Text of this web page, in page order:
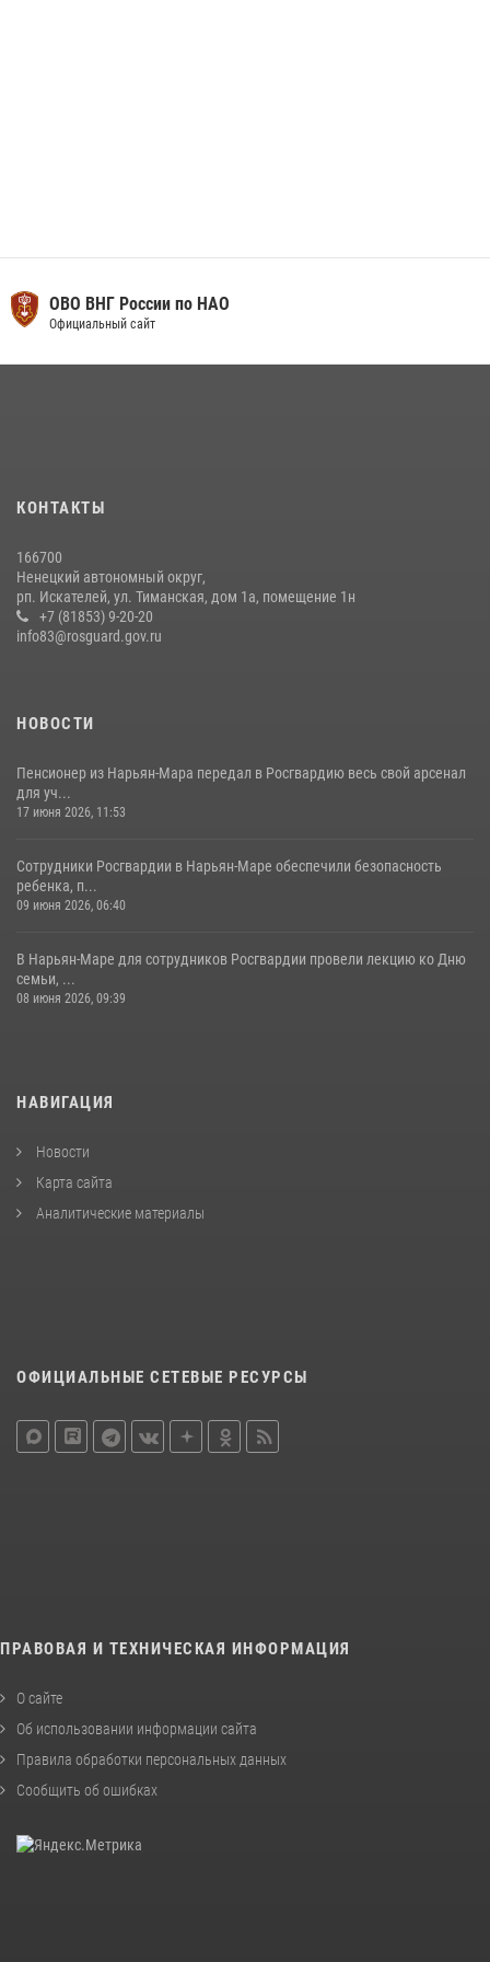
ОВО ВНГ России по НАО
Официальный сайт
КОНТАКТЫ
166700
Ненецкий автономный округ,
рп. Искателей, ул. Тиманская, дом 1а, помещение 1н
+7 (81853) 9-20-20
info83@rosguard.gov.ru
НОВОСТИ
Пенсионер из Нарьян-Мара передал в Росгвардию весь свой арсенал
для уч...
17 июня 2026, 11:53
Сотрудники Росгвардии в Нарьян-Маре обеспечили безопасность
ребенка, п...
09 июня 2026, 06:40
В Нарьян-Маре для сотрудников Росгвардии провели лекцию ко Дню
семьи, ...
08 июня 2026, 09:39
НАВИГАЦИЯ
Новости
Карта сайта
Аналитические материалы
ОФИЦИАЛЬНЫЕ СЕТЕВЫЕ РЕСУРСЫ
ПРАВОВАЯ И ТЕХНИЧЕСКАЯ ИНФОРМАЦИЯ
О сайте
Об использовании информации сайта
Правила обработки персональных данных
Сообщить об ошибках